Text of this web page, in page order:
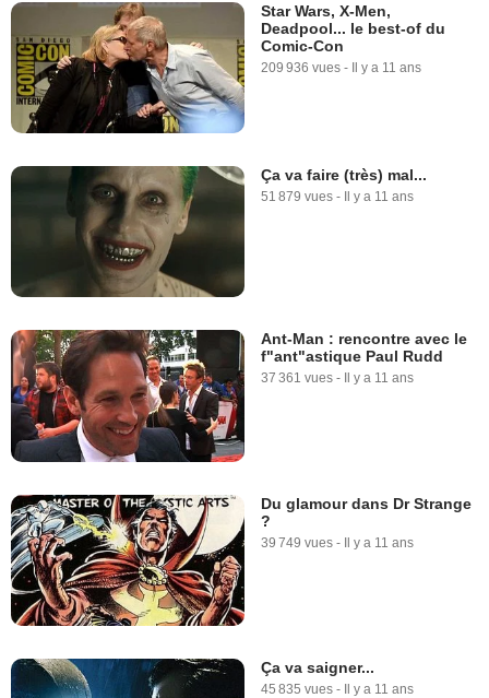
Star Wars, X-Men,
Deadpool... le best-of du
Comic-Con
209 936 vues - Il y a 11 ans
Ça va faire (très) mal...
51 879 vues - Il y a 11 ans
Ant-Man : rencontre avec le
f"ant"astique Paul Rudd
37 361 vues - Il y a 11 ans
Du glamour dans Dr Strange
?
39 749 vues - Il y a 11 ans
Ça va saigner...
45 835 vues - Il y a 11 ans